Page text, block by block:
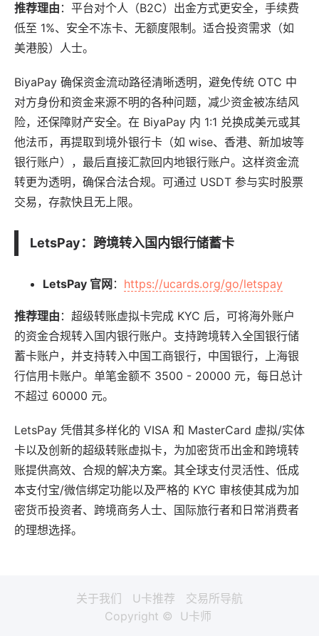
推荐理由 ：平台对个人（B2C）出金方式更安全，手续费
低至 1%、安全不冻卡、无额度限制。适合投资需求（如
美港股）人士。
BiyaPay 确保资金流动路径清晰透明，避免传统 OTC 中
对方身份和资金来源不明的各种问题，减少资金被冻结风
险，还保障财产安全。在 BiyaPay 内 1:1 兑换成美元或其
他法币，再提取到境外银行卡（如 wise、香港、新加坡等
银行账户），最后直接汇款回内地银行账户。这样资金流
转更为透明，确保合法合规。可通过 USDT 参与实时股票
交易，存款快且无上限。
LetsPay：跨境转入国内银行储蓄卡
LetsPay 官网 ： https://ucards.org/go/letspay
推荐理由 ：超级转账虚拟卡完成 KYC 后，可将海外账户
的资金合规转入国内银行账户。支持跨境转入全国银行储
蓄卡账户，并支持转入中国工商银行，中国银行，上海银
行信用卡账户。单笔金额不 3500 - 20000 元，每日总计
不超过 60000 元。
LetsPay 凭借其多样化的 VISA 和 MasterCard 虚拟/实体
卡以及创新的超级转账虚拟卡，为加密货币出金和跨境转
账提供高效、合规的解决方案。其全球支付灵活性、低成
本支付宝/微信绑定功能以及严格的 KYC 审核使其成为加
密货币投资者、跨境商务人士、国际旅行者和日常消费者
的理想选择。
关于我们 U卡推荐
交易所导航
Copyright ©
U卡师